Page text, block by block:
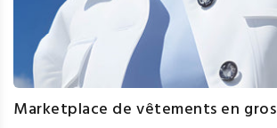
Marketplace de vêtements en gros